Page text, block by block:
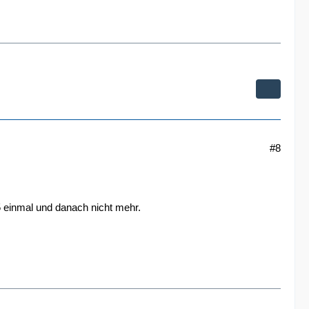
#8
und danach nicht mehr.